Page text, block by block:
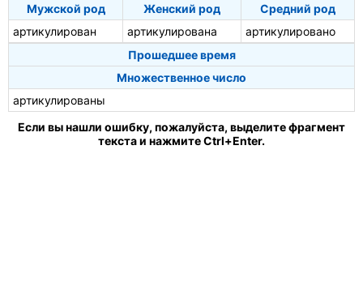
Мужской род
Женский род
Средний род
артикулирован
артикулирована
артикулировано
Прошедшее время
Множественное число
артикулированы
Если вы нашли ошибку, пожалуйста, выделите фрагмент
текста и нажмите Ctrl+Enter.